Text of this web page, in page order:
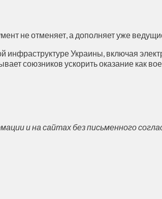
не отменяет, а дополняет уже
Украины, включая
союзников ускорить оказание как
и на сайтах без письменного